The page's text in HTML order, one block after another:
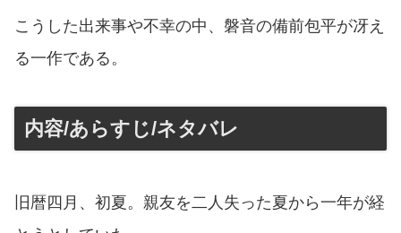
こうした出来事や不幸の中、磐音の備前包平が冴え
る一作である。
内容/あらすじ/ネタバレ
旧暦四月、初夏。親友を二人失った夏から一年が経